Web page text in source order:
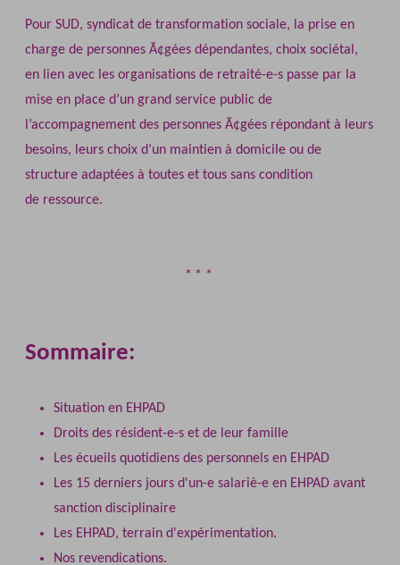
Pour SUD, syndicat de transformation sociale, la prise en
charge de personnes Ã¢gées dépendantes, choix sociétal,
en lien avec les organisations de retraité-e-s passe par la
mise en place d’un grand service public de
l’accompagnement des personnes Ã¢gées répondant à leurs
besoins, leurs choix d’un maintien à domicile ou de
structure adaptées à toutes et tous sans condition
de ressource.
Sommaire:
Situation en EHPAD
Droits des résident-e-s et de leur famille
Les écueils quotidiens des personnels en EHPAD
Les 15 derniers jours d'un-e salariè-e en EHPAD avant
sanction disciplinaire
Les EHPAD, terrain d'expérimentation.
Nos revendications.